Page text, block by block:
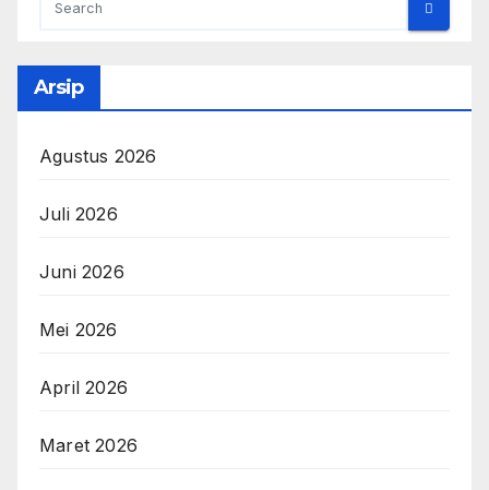
Arsip
Agustus 2026
Juli 2026
Juni 2026
Mei 2026
April 2026
Maret 2026